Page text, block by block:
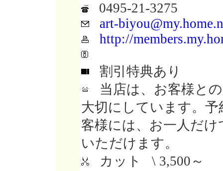
0495-21-3275
art-
http://
割引特典あり
当店は、お客様と
大切にしています。
客様には、お一人だ
いただけます。
カット \ 3,500～